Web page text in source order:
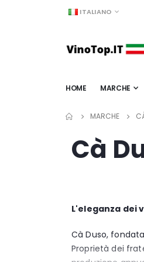
LINGUAITALIANO
HOME MARCHE
MARCHE
Cà
L'eleganza dei
Cà Duso,
Proprietà dei